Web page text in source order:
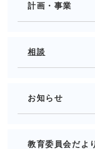
計画・事業
相談
お知らせ
教育委員会だよ